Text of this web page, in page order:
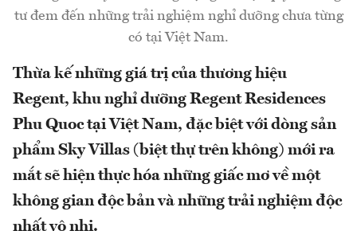
tư đem đến những trải nghiệm nghỉ dưỡng chưa từng
có tại Việt Nam.
Thừa kế những giá trị của thương hiệu
Regent, khu nghỉ dưỡng Regent Residences
Phu Quoc tại Việt Nam, đặc biệt với dòng sản
phẩm Sky Villas (biệt thự trên không) mới ra
mắt sẽ hiện thực hóa những giấc mơ về một
không gian độc bản và những trải nghiệm độc
nhất vô nhị.